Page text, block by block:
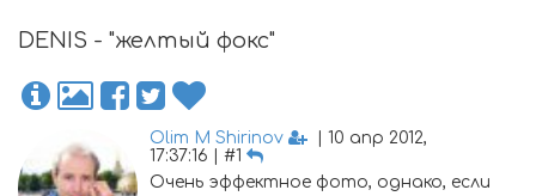
DENIS - "желтый фокс"
Olim M Shirinov
| 10 апр 2012,
17:37:16 | #1
Очень эффектное фото, однако, если